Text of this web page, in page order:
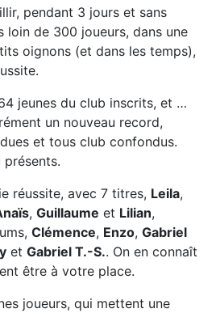
pendant 3 jours et sans
loin de 300 joueurs, dans une
oignons (et dans les temps),
jeunes du club inscrits, et …
un nouveau record,
et tous club confondus.
présents.
réussite, avec 7 titres, Leila,
, Guillaume et Lilian,
Clémence, Enzo, Gabriel
et Gabriel T.-S.. On en connaît
être à votre place.
joueurs, qui mettent une